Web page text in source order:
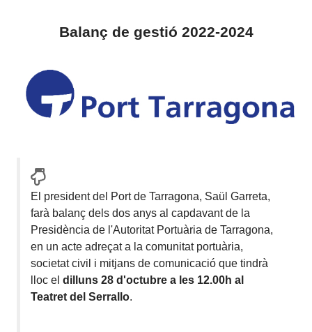
Balanç de gestió 2022-2024
El president del Port de Tarragona, Saül Garreta,
farà balanç dels dos anys al capdavant de la
Presidència de l'Autoritat Portuària de Tarragona,
en un acte adreçat a la comunitat portuària,
societat civil i mitjans de comunicació que tindrà
lloc eldilluns 28 d'octubre a les 12.00h al
Teatret del Serrallo.